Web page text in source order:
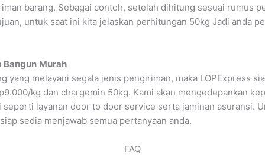
barang. Sebagai contoh, setelah dihitung sesuai rumus
untuk saat ini kita jelaskan perhitungan 50kg Jadi anda
Bangun Murah
yang melayani segala jenis pengiriman, maka LOPExpress
kg dan chargemin 50kg. Kami akan mengedepankan
layanan door to door service serta jaminan asuransi.
sedia menjawab semua pertanyaan anda.
FAQ